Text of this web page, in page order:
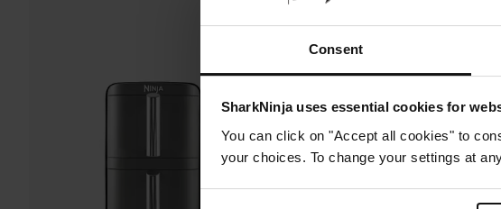
Consent
SharkNinja uses essential cookies for
You can click on "Accept all cookies" to
your choices. To change your settings at